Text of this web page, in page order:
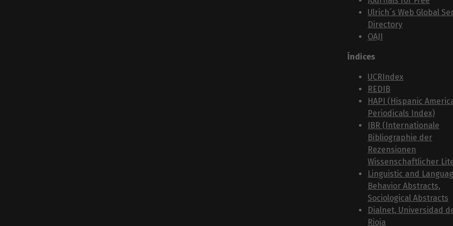
Ulrich´s Web Global
Directory
OAJI
Índices
UCRIndex
REDIB
HAPI (Hispanic
Periodicals Index)
IBR (Internationale
Bibliographie der
Rezensionen
Wissenschaftlicher
Linguistic and
Behavior Abstracts,
Sociological Abstracts
Dialnet, Universidad
Rioja